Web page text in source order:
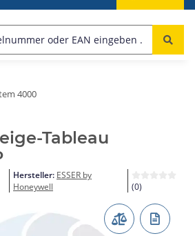
4000
Tableau
Hersteller: ESSER by
Honeywell
(0)